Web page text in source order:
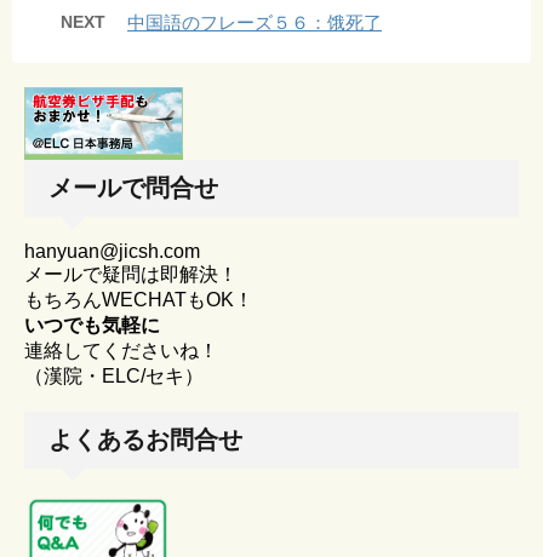
NEXT 中国語のフレーズ５６：饿死了
メールで問合せ
hanyuan@jicsh.com
メールで疑問は即解決！
もちろんWECHATもOK！
いつでも気軽に
連絡してくださいね！
（漢院・ELC/セキ）
よくあるお問合せ